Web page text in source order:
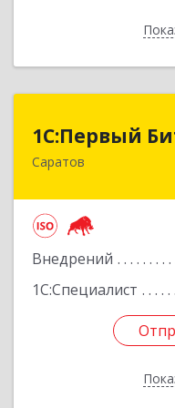
1С:Первый
Саратов
Внедрений
1С:Специалист